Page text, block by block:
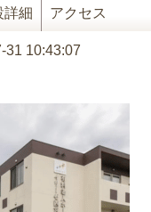
詳細 アクセス
31 10:43:07